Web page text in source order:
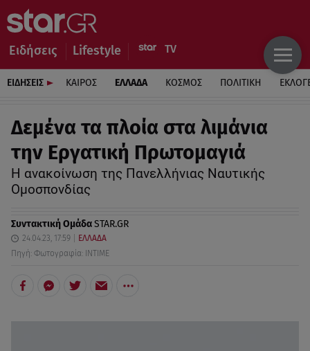
Ειδήσεις Lifestyle
ΕΙΔΗΣΕΙΣ ΚΑΙΡΟΣ ΕΛΛΑΔΑ ΚΟΣΜΟΣ ΠΟΛΙΤΙΚΗ
Δεμένα τα πλοία στα λιμάνια
την Εργατική Πρωτομαγιά
Η ανακοίνωση της Πανελλήνιας Ναυτικής
Ομοσπονδίας
Συντακτική ΟμάδαSTAR.GR
24.04.23, 17:59
ΕΛΛΑΔΑ
Πηγή: Φωτογραφία: ΙΝΤΙΜΕ